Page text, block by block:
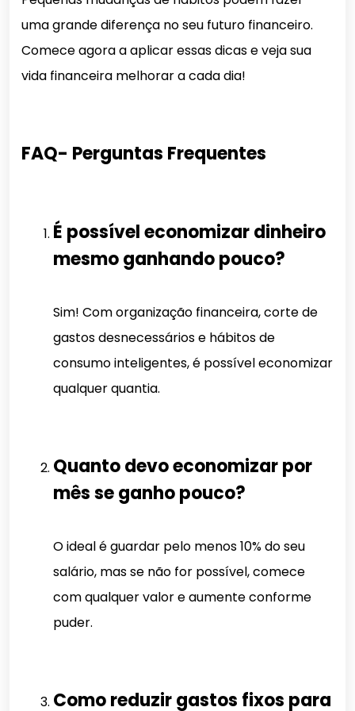
uma grande diferença no seu futuro financeiro.
Comece agora a aplicar essas dicas e veja sua
vida financeira melhorar a cada dia!
FAQ- Perguntas Frequentes
É possível economizar dinheiro
mesmo ganhando pouco?
Sim! Com organização financeira, corte de
gastos desnecessários e hábitos de
consumo inteligentes, é possível economizar
qualquer quantia.
Quanto devo economizar por
mês se ganho pouco?
O ideal é guardar pelo menos 10% do seu
salário, mas se não for possível, comece
com qualquer valor e aumente conforme
puder.
Como reduzir gastos fixos para